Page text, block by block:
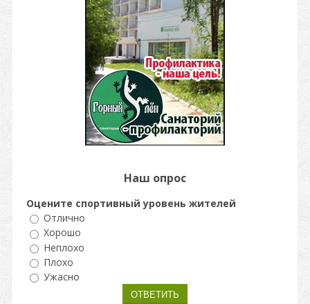
Наш опрос
Оцените спортивный уровень жителей
Отлично
Хорошо
Неплохо
Плохо
Ужасно